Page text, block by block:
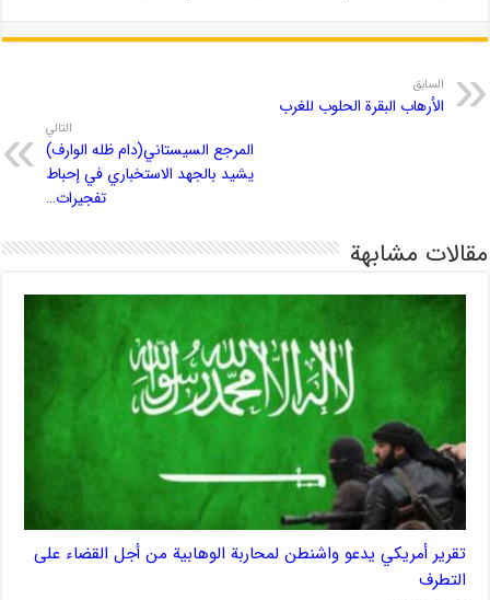
السابق
الأرهاب البقرة الحلوب للغرب
التالي
المرجع السيستاني(دام ظله الوارف)
يشيد بالجهد الاستخباري في إحباط
تفجيرات…
مقالات مشابهة
تقرير أمريكي يدعو واشنطن لمحاربة الوهابية من أجل القضاء على
التطرف